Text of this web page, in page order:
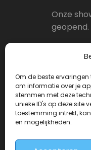
Om de beste
om informatie over je
stemmen met deze
unieke ID's op deze site
toestemming intrekt,
en mogelijkheden.
Onze
geopend.